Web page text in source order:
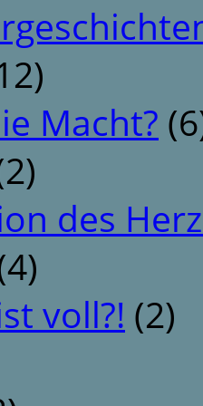
Macht?
des
voll?! (2)